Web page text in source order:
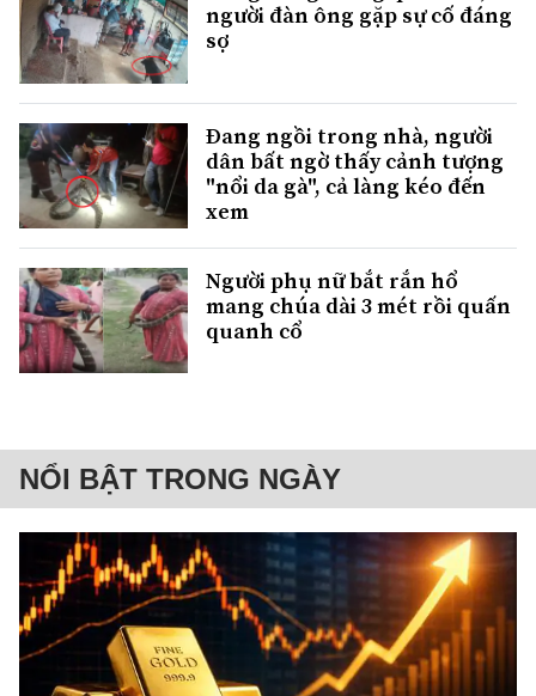
người đàn ông gặp sự cố đáng
sợ
Đang ngồi trong nhà, người
dân bất ngờ thấy cảnh tượng
"nổi da gà", cả làng kéo đến
xem
Người phụ nữ bắt rắn hổ
mang chúa dài 3 mét rồi quấn
quanh cổ
NỔI BẬT TRONG NGÀY